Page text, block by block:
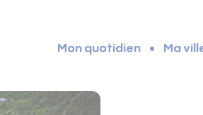
Mon quotidien Ma